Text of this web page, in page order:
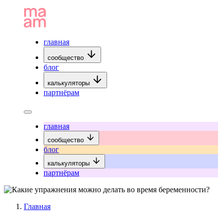
главная
сообщество
блог
калькуляторы
партнёрам
главная
сообщество
блог
калькуляторы
партнёрам
Главная